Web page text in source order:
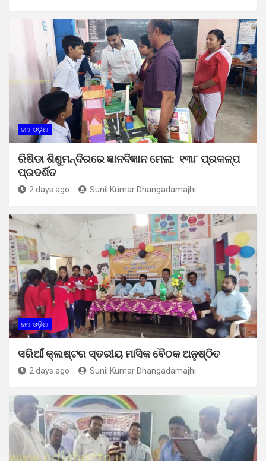
ମୋ ଓଡ଼ିଶା
ରିଷିଡା ଶିଶୁମନ୍ଦିରରେ ଜ୍ଞାନବିଜ୍ଞାନ ମେଳା: ୧୩୮ ପ୍ରକଳ୍ପ
ପ୍ରଦର୍ଶିତ
2 days ago Sunil Kumar Dhangadamajhi
ମୋ ଓଡ଼ିଶା
ସରିଆଁ କ୍ଲଷ୍ଟର ସ୍ତରୀୟ ମାସିକ ବୈଠକ ଅନୁଷ୍ଠିତ
2 days ago Sunil Kumar Dhangadamajhi